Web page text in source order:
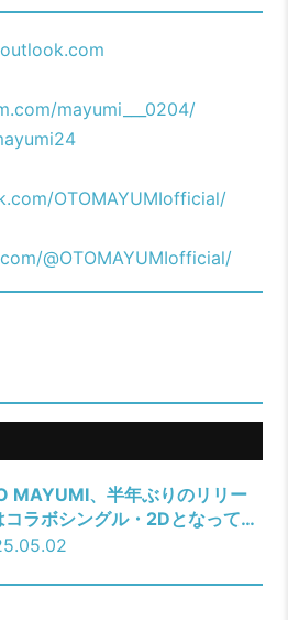
mayumi___0204/
OTOMAYUMIofficial/
@OTOMAYUMIofficial/
MAYUMI、半年ぶりのリリー
コラボシングル・2Dとなって再
！